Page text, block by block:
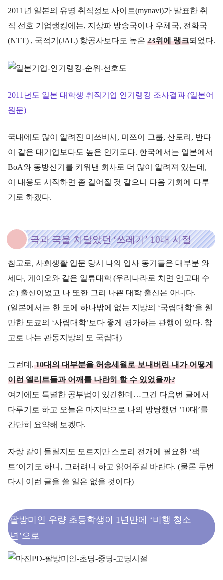
2011년 일본의 유명 취직정보 사이트(mynavi)가 발표한 취
직 선호 기업랭킹에는, 지상파 방송국이나 우체국, 전화국
(NTT) , 국적기(JAL) 항공사보다도 높은 23위에 랭크되었다.
2011년도 일본 대학생 취직기업 인기랭킹 조사결과 (일본어
원문)
국내에도 많이 알려진 미쓰비시, 미쯔이 그룹, 산토리, 반다
이 같은 대기업보다도 높은 인기도다. 한국에서는 일본에서
BoA와 동방신기를 키워낸 회사로 더 많이 알려져 있는데,
이 내용도 시작하면 좀 길어질 것 같으니 다음 기회에 다루
기로 하겠다.
극과 극을 치달았던 ‘쓰레기’ 10대 시절
참고로, 사회생활 입문 당시 나의 입사 동기들은 대부분 와
세다, 게이오와 같은 일류대학 (우리나라로 치면 연고대 수
준) 출신이었고 나 또한 그리 나쁜 대학 출신은 아니다.
(일본에서는 한 도에 하나밖에 없는 지방의 ‘국립대학’을 웬
만한 도쿄의 ‘사립대학’보다 좋게 평가하는 관행이 있다. 참
고로 나는 관동지방의 모 국립대)
그런데,10대의 대부분을 허송세월로 보내버린 내가 어떻게
이런 엘리트들과 어깨를 나란히 할 수 있었을까?
여기에도 특별한 공부법이 있긴한데…그건 다음번 글에서
다루기로 하고 오늘은 마지막으로 나의 방탕했던 ’10대’를
간단히 요약해 보겠다.
자랑 같이 들릴지도 모르지만 스토리 전개에 필요한 ‘팩
트’이기도 하니, 그러려니 하고 읽어주길 바란다. (물론 두번
다시 이런 글을 쓸 일은 없을 것이다)
팔방미인 우량 초등학생이 1년만에 ‘비행 청소
년’으로